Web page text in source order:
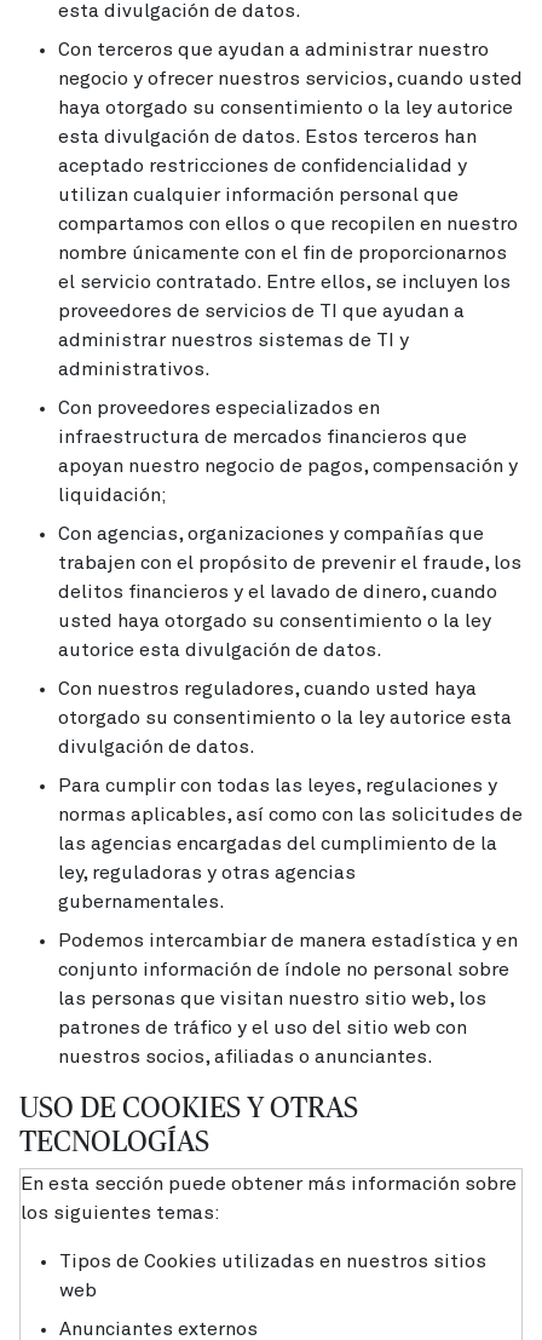
esta divulgación de datos.
Con terceros que ayudan a administrar nuestro
negocio y ofrecer nuestros servicios, cuando usted
haya otorgado su consentimiento o la ley autorice
esta divulgación de datos. Estos terceros han
aceptado restricciones de confidencialidad y
utilizan cualquier información personal que
compartamos con ellos o que recopilen en nuestro
nombre únicamente con el fin de proporcionarnos
el servicio contratado. Entre ellos, se incluyen los
proveedores de servicios de TI que ayudan a
administrar nuestros sistemas de TI y
administrativos.
Con proveedores especializados en
infraestructura de mercados financieros que
apoyan nuestro negocio de pagos, compensación y
liquidación;
Con agencias, organizaciones y compañías que
trabajen con el propósito de prevenir el fraude, los
delitos financieros y el lavado de dinero, cuando
usted haya otorgado su consentimiento o la ley
autorice esta divulgación de datos.
Con nuestros reguladores, cuando usted haya
otorgado su consentimiento o la ley autorice esta
divulgación de datos.
Para cumplir con todas las leyes, regulaciones y
normas aplicables, así como con las solicitudes de
las agencias encargadas del cumplimiento de la
ley, reguladoras y otras agencias
gubernamentales.
Podemos intercambiar de manera estadística y en
conjunto información de índole no personal sobre
las personas que visitan nuestro sitio web, los
patrones de tráfico y el uso del sitio web con
nuestros socios, afiliadas o anunciantes.
USO DE COOKIES Y OTRAS
TECNOLOGÍAS
En esta sección puede obtener más información sobre
los siguientes temas:
Tipos de Cookies utilizadas en nuestros sitios
web
Anunciantes externos